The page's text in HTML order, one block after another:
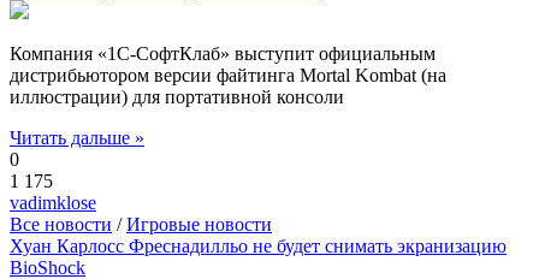
Компания «1С-СофтКлаб» выступит официальным
дистрибьютором версии файтинга Mortal Kombat (на
иллюстрации) для портативной консоли
Читать дальше »
0
1 175
vadimklose
Все новости /Игровые новости
Хуан Карлосс Фреснадилльо не будет снимать экранизацию
BioShock